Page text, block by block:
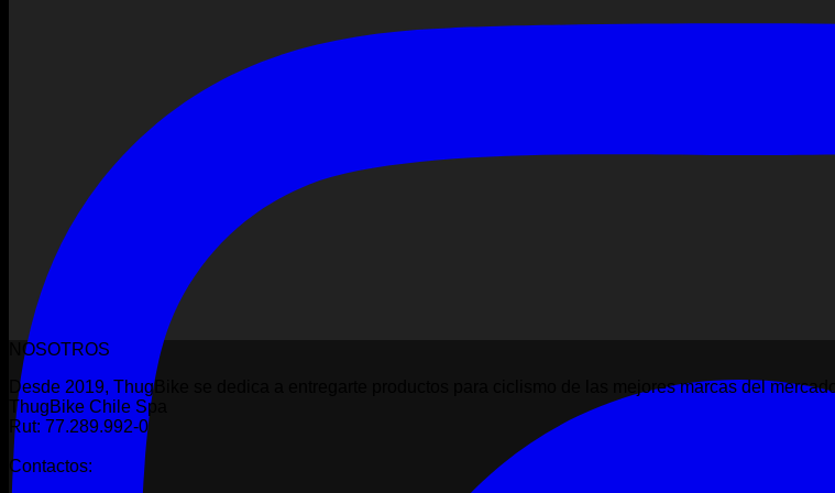
NOSOTROS
Desde 2019, ThugBike se dedica a entregarte productos para ciclismo de las mejores marcas del mercado.
ThugBike Chile Spa
Rut: 77.289.992-0
Contactos: